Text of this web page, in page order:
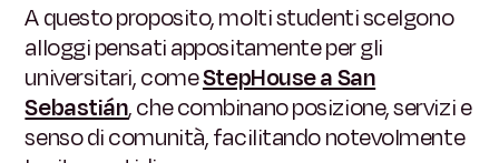
A questo proposito, molti studenti scelgono
alloggi pensati appositamente per gli
universitari, comeStepHouse a San
Sebastián, che combinano posizione, servizi e
senso di comunità, facilitando notevolmente